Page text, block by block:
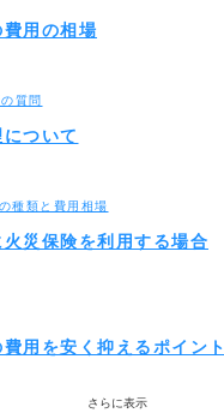
用の相場
質問
ついて
種類と費用相場
災保険を利用する場合
用を安く抑えるポイント
さらに表示